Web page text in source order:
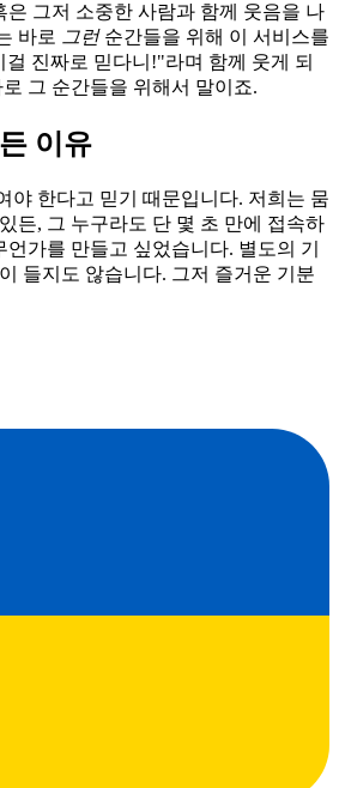
은 그저 소중한 사람과 함께 웃음을 나
바로
그런순간들을 위해 이 서비스를
진짜로 믿다니!"라며 함께 웃게 되
그 순간들을 위해서 말이죠.
이유
야 한다고 믿기 때문입니다. 저희는 뭄
든, 그 누구라도 단 몇 초 만에 접속하
가를 만들고 싶었습니다. 별도의 기
들지도 않습니다. 그저 즐거운 기분